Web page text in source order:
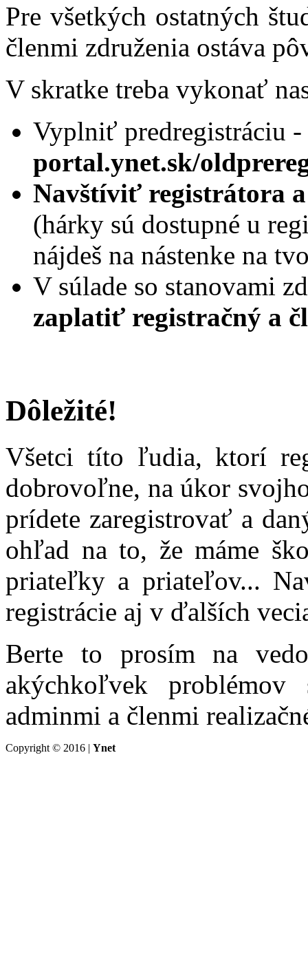
Pre všetkých ostatných
členmi združenia ostáva
V skratke treba vykonať
Vyplniť predregistráciu -
portal.ynet.sk/
Navštíviť registrátora
(hárky sú dostupné u
nájdeš na nástenke na
V súlade so stanovami
zaplatiť registračný a
Dôležité!
Všetci títo ľudia, ktorí
dobrovoľne, na úkor
prídete zaregistrovať a
ohľad na to, že máme
priateľky a priateľov...
registrácie aj v ďalších
Berte to prosím na
akýchkoľvek
adminmi a členmi
Copyright © 2016 | Ynet